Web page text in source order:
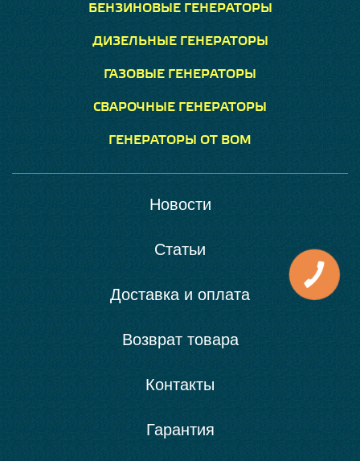
БЕНЗИНОВЫЕ ГЕНЕРАТОРЫ
ДИЗЕЛЬНЫЕ ГЕНЕРАТОРЫ
ГАЗОВЫЕ ГЕНЕРАТОРЫ
СВАРОЧНЫЕ ГЕНЕРАТОРЫ
ГЕНЕРАТОРЫ ОТ ВОМ
Новости
Статьи
Доставка и оплата
Возврат товара
Контакты
Гарантия